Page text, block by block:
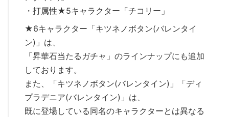
・打属性★5キャラクター「チコリー」
★6キャラクター「キツネノボタン(バレンタイ
ン)」は、
「昇華石当たるガチャ」のラインナップにも追加
しております。
また、「キツネノボタン(バレンタイン)」「ディ
プラデニア(バレンタイン)」は、
既に登場している同名のキャラクターとは異なる